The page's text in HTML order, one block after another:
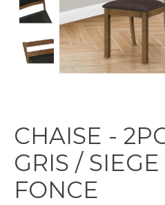
CHAISE -
GRIS /
FONCE